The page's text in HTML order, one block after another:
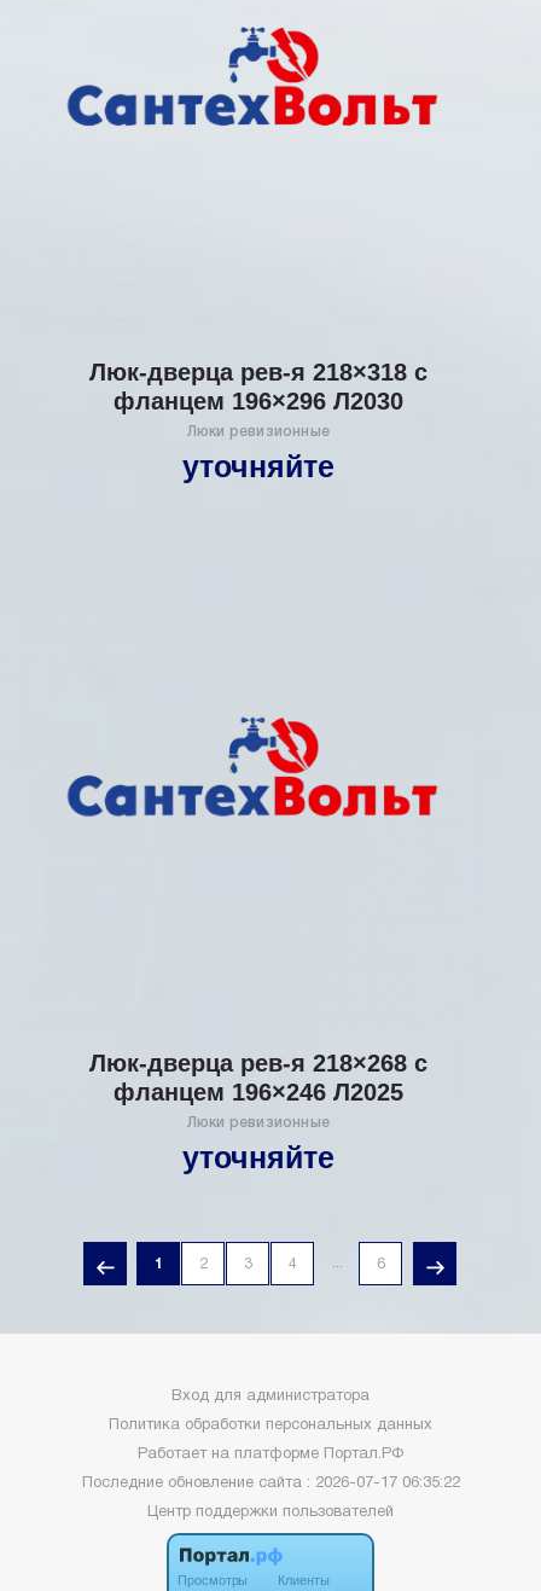
Люк-дверца рев-я 218×318 с
фланцем 196×296 Л2030
Люки ревизионные
уточняйте
Люк-дверца рев-я 218×268 с
фланцем 196×246 Л2025
Люки ревизионные
уточняйте
1 2 3 4 ... 6
Вход для администратора
Политика обработки персональных данных
Работает на платформе
Портал.РФ
Последние обновление сайта : 2026-07-17 06:35:22
Центр поддержки пользователей